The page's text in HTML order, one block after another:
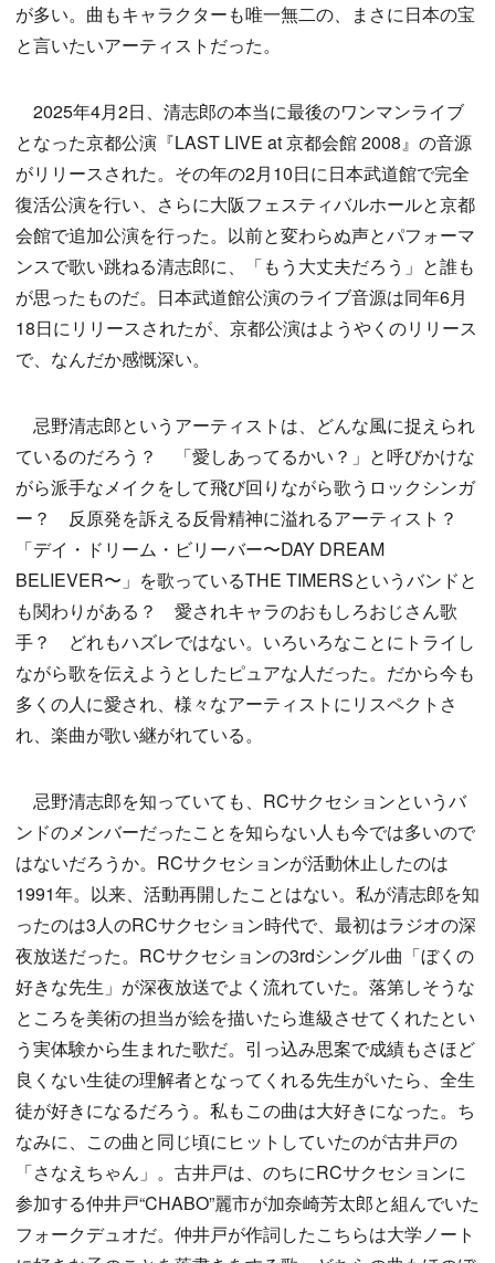
が多い。曲もキャラクターも唯一無二の、まさに日本の宝
と言いたいアーティストだった。
2025年4月2日、清志郎の本当に最後のワンマンライブ
となった京都公演『LAST LIVE at 京都会館 2008』の音源
がリリースされた。その年の2月10日に日本武道館で完全
復活公演を行い、さらに大阪フェスティバルホールと京都
会館で追加公演を行った。以前と変わらぬ声とパフォーマ
ンスで歌い跳ねる清志郎に、「もう大丈夫だろう」と誰も
が思ったものだ。日本武道館公演のライブ音源は同年6月
18日にリリースされたが、京都公演はようやくのリリース
で、なんだか感慨深い。
忌野清志郎というアーティストは、どんな風に捉えられ
ているのだろう？ 「愛しあってるかい？」と呼びかけな
がら派手なメイクをして飛び回りながら歌うロックシンガ
ー？ 反原発を訴える反骨精神に溢れるアーティスト？
「デイ・ドリーム・ビリーバー〜DAY DREAM
BELIEVER〜」を歌っているTHE TIMERSというバンドと
も関わりがある？ 愛されキャラのおもしろおじさん歌
手？ どれもハズレではない。いろいろなことにトライし
ながら歌を伝えようとしたピュアな人だった。だから今も
多くの人に愛され、様々なアーティストにリスペクトさ
れ、楽曲が歌い継がれている。
忌野清志郎を知っていても、RCサクセションというバ
ンドのメンバーだったことを知らない人も今では多いので
はないだろうか。RCサクセションが活動休止したのは
1991年。以来、活動再開したことはない。私が清志郎を知
ったのは3人のRCサクセション時代で、最初はラジオの深
夜放送だった。RCサクセションの3rdシングル曲「ぼくの
好きな先生」が深夜放送でよく流れていた。落第しそうな
ところを美術の担当が絵を描いたら進級させてくれたとい
う実体験から生まれた歌だ。引っ込み思案で成績もさほど
良くない生徒の理解者となってくれる先生がいたら、全生
徒が好きになるだろう。私もこの曲は大好きになった。ち
なみに、この曲と同じ頃にヒットしていたのが古井戸の
「さなえちゃん」。古井戸は、のちにRCサクセションに
参加する仲井戸“CHABO”麗市が加奈崎芳太郎と組んでいた
フォークデュオだ。仲井戸が作詞したこちらは大学ノート